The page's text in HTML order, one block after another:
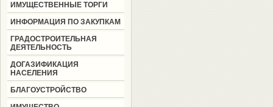
ИМУЩЕСТВЕННЫЕ ТОРГИ
ИНФОРМАЦИЯ ПО ЗАКУПКАМ
ГРАДОСТРОИТЕЛЬНАЯ
ДЕЯТЕЛЬНОСТЬ
ДОГАЗИФИКАЦИЯ
НАСЕЛЕНИЯ
БЛАГОУСТРОЙСТВО